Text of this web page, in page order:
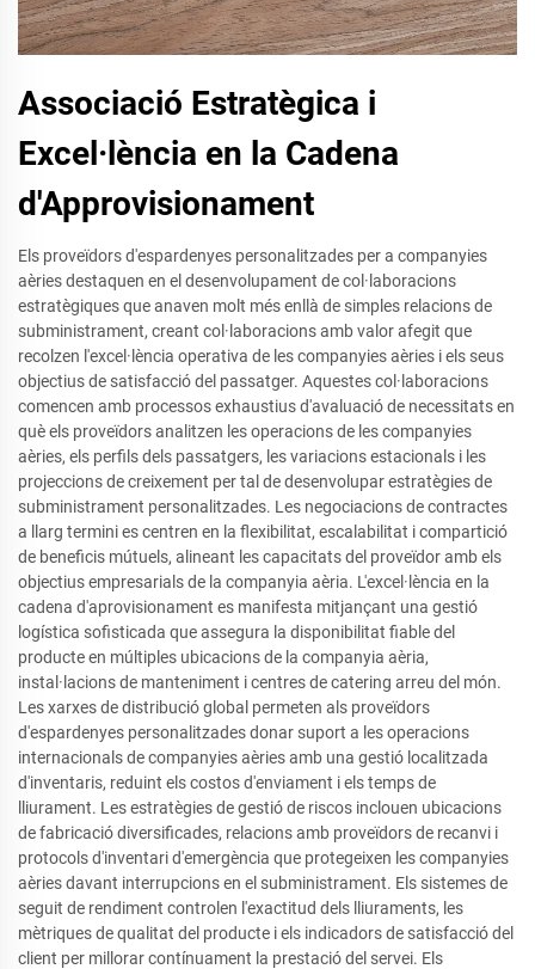
Associació Estratègica i
Excel·lència en la Cadena
d'Approvisionament
Els proveïdors d'espardenyes personalitzades per a companyies
aèries destaquen en el desenvolupament de col·laboracions
estratègiques que anaven molt més enllà de simples relacions de
subministrament, creant col·laboracions amb valor afegit que
recolzen l'excel·lència operativa de les companyies aèries i els seus
objectius de satisfacció del passatger. Aquestes col·laboracions
comencen amb processos exhaustius d'avaluació de necessitats en
què els proveïdors analitzen les operacions de les companyies
aèries, els perfils dels passatgers, les variacions estacionals i les
projeccions de creixement per tal de desenvolupar estratègies de
subministrament personalitzades. Les negociacions de contractes
a llarg termini es centren en la flexibilitat, escalabilitat i compartició
de beneficis mútuels, alineant les capacitats del proveïdor amb els
objectius empresarials de la companyia aèria. L'excel·lència en la
cadena d'aprovisionament es manifesta mitjançant una gestió
logística sofisticada que assegura la disponibilitat fiable del
producte en múltiples ubicacions de la companyia aèria,
instal·lacions de manteniment i centres de catering arreu del món.
Les xarxes de distribució global permeten als proveïdors
d'espardenyes personalitzades donar suport a les operacions
internacionals de companyies aèries amb una gestió localitzada
d'inventaris, reduint els costos d'enviament i els temps de
lliurament. Les estratègies de gestió de riscos inclouen ubicacions
de fabricació diversificades, relacions amb proveïdors de recanvi i
protocols d'inventari d'emergència que protegeixen les companyies
aèries davant interrupcions en el subministrament. Els sistemes de
seguit de rendiment controlen l'exactitud dels lliuraments, les
mètriques de qualitat del producte i els indicadors de satisfacció del
client per millorar contínuament la prestació del servei. Els